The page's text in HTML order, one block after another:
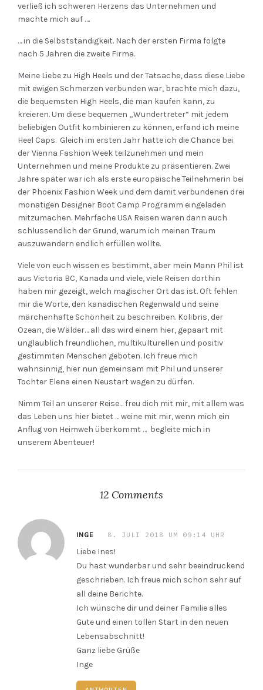
verließ ich schweren Herzens das Unternehmen und
machte mich auf ….
… in die Selbstständigkeit. Nach der ersten Firma folgte
nach 5 Jahren die zweite Firma.
Meine Liebe zu High Heels und der Tatsache, dass diese Liebe
mit ewigen Schmerzen verbunden war, brachte mich dazu,
die bequemsten High Heels, die man kaufen kann, zu
kreieren. Um diese bequemen „Wundertreter“ mit jedem
beliebigen Outfit kombinieren zu können, erfand ich meine
Heel Caps. Gleich im ersten Jahr hatte ich die Chance bei
der Vienna Fashion Week teilzunehmen und mein
Unternehmen und meine Produkte zu präsentieren. Zwei
Jahre später war ich als erste europäische Teilnehmerin bei
der Phoenix Fashion Week und dem damit verbundenen drei
monatigen Designer Boot Camp Programm eingeladen
mitzumachen. Mehrfache USA Reisen waren dann auch
schlussendlich der Grund, warum ich meinen Traum
auszuwandern endlich erfüllen wollte.
Viele von euch wissen es bestimmt, aber mein Mann Phil ist
aus Victoria BC, Kanada und viele, viele Reisen dorthin
haben mir gezeigt, welch magischer Ort das ist. Oft fehlen
mir die Worte, den kanadischen Regenwald und seine
märchenhafte Schönheit zu beschreiben. Kolibris, der
Ozean, die Wälder… all das wird einem hier, gepaart mit
unglaublich freundlichen, multikulturellen und positiv
gestimmten Menschen geboten. Ich freue mich
wahnsinnig, hier nun gemeinsam mit Phil und unserer
Tochter Elena einen Neustart wagen zu dürfen.
Nimm Teil an unserer Reise… freu dich mit mir, mit allem was
das Leben uns hier bietet … weine mit mir, wenn mich ein
Anflug von Heimweh überkommt … begleite mich in
unserem Abenteuer!
12 Comments
INGE 8. JULI 2018 UM 09:14 UHR
Liebe Ines!
Du hast wunderbar und sehr beeindruckend
geschrieben. Ich freue mich schon sehr auf
all deine Berichte.
Ich wünsche dir und deiner Familie alles
Gute und einen tollen Start in den neuen
Lebensabschnitt!
Ganz liebe Grüße
Inge